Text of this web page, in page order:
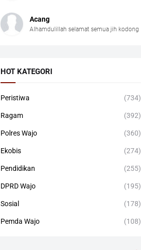
Acang
Alhamdulillah selamat semua jih kodong
HOT KATEGORI
Peristiwa (734)
Ragam (392)
Polres Wajo (360)
Ekobis (274)
Pendidikan (255)
DPRD Wajo (195)
Sosial (178)
Pemda Wajo (108)